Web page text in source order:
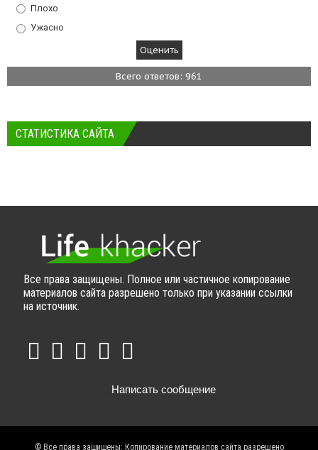
Плохо
Ужасно
Всего ответов: 961
СТАТИСТИКА САЙТА
Все права защищены. Полное или частичное копирование
материалов сайта разрешено только при указании ссылки
на источник.
Написать сообщение
© Все права защищены: Копирование материалов сайта разрешено